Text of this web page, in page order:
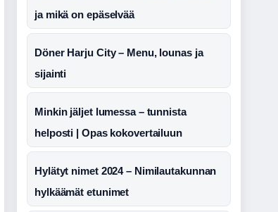
ja mikä on epäselvää
Döner Harju City – Menu, lounas ja
sijainti
Minkin jäljet lumessa – tunnista
helposti | Opas kokovertailuun
Hylätyt nimet 2024 – Nimilautakunnan
hylkäämät etunimet